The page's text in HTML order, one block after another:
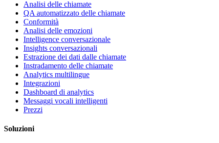
Analisi delle chiamate
QA automatizzato delle chiamate
Conformità
Analisi delle emozioni
Intelligence conversazionale
Insights conversazionali
Estrazione dei dati dalle chiamate
Instradamento delle chiamate
Analytics multilingue
Integrazioni
Dashboard di analytics
Messaggi vocali intelligenti
Prezzi
Soluzioni